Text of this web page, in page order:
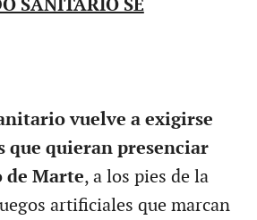
SANITARIO SE
vuelve a exigirse
que quieran presenciar
de Marte, a los pies de la
artificiales que marcan